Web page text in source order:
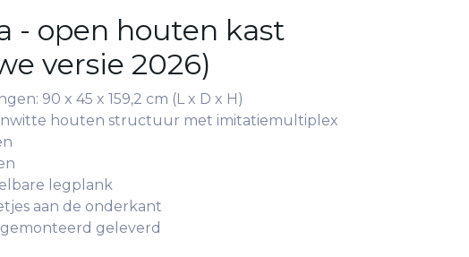
- open houten kast
versie 2026)
90 x 45 x 159,2 cm (L x D x H)
houten structuur met imitatiemultiplex
legplank
aan de onderkant
geleverd